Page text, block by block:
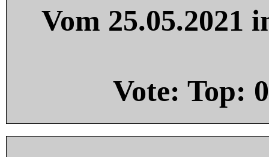
Vom 25.05.2021
Vote: Top: 0